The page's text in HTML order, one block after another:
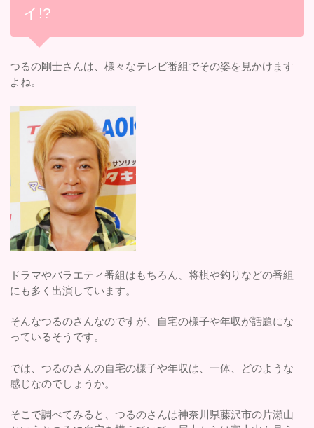
イ!?
つるの剛士さんは、様々なテレビ番組でその姿を見かけます
よね。
ドラマやバラエティ番組はもちろん、将棋や釣りなどの番組
にも多く出演しています。
そんなつるのさんなのですが、自宅の様子や年収が話題にな
っているそうです。
では、つるのさんの自宅の様子や年収は、一体、どのような
感じなのでしょうか。
そこで調べてみると、つるのさんは神奈川県藤沢市の片瀬山